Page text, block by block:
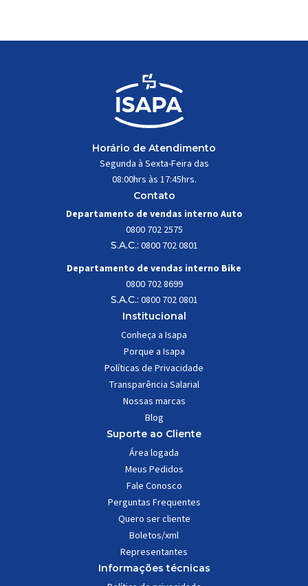
Horário de Atendimento
Segunda à Sexta-Feira das
08:00hrs às 17:45hrs.
Contato
Departamento de vendas interno Auto
0800 702 2575
S.A.C.: 0800 702 0801
Departamento de vendas interno Bike
0800 702 8699
S.A.C.: 0800 702 0801
Institucional
Conheça a Isapa
Porque a Isapa
Políticas de Privacidade
Transparência Salarial
Nossas marcas
Blog
Suporte ao Cliente
Área logada
Meus Pedidos
Fale Conosco
Perguntas Frequentes
Quero ser cliente
Boletos/xml
Representantes
Informações técnicas